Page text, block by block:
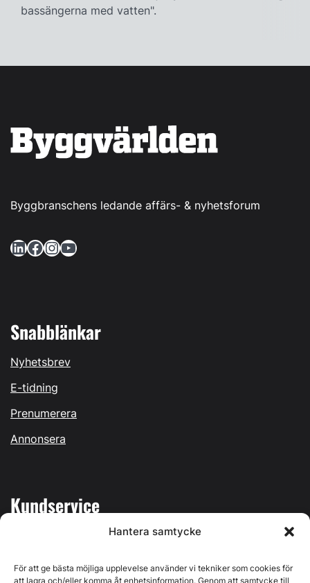
Hantera samtycke
För att ge bästa möjliga upplevelse använder vi tekniker som cookies för
att lagra och/eller komma åt enhetsinformation. Genom att samtycke till
bassängerna med vatten".
Byggbranschens ledande affärs- & nyhetsforum
LinkedIn Facebook InstagramYouTube
Snabblänkar
Nyhetsbrev
E-tidning
Prenumerera
Annonsera
Kundservice
Kontakta oss